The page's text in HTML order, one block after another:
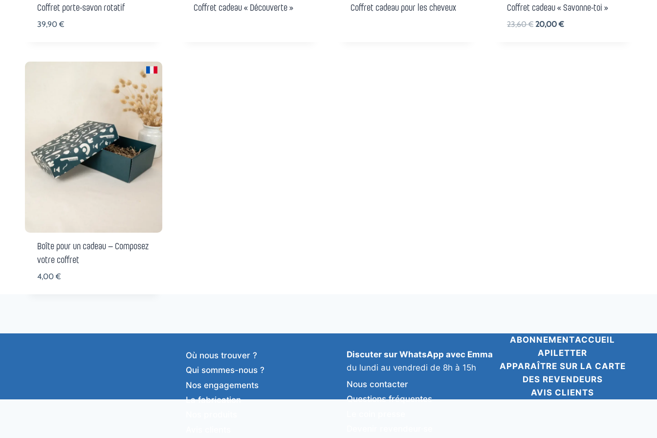
Coffret porte-savon rotatif
39,90€
Coffret cadeau « Découverte » Coffret cadeau pour les cheveux
Coffret cadeau « Savonne-toi »
23,60€ Le
20,00€Le
Boîte pour un cadeau – Composez
votre coffret
4,00€
Où nous trouver ?
Qui sommes-nous ?
Nos engagements
La fabrication
Discuter sur WhatsApp avec Emma
du lundi au vendredi de 8h à 15h
Nous contacter
Questions fréquentes
ABONNEMENTACCUEIL
APILETTER
APPARAÎTRE SUR LA CARTE
DES REVENDEURS
AVIS CLIENTS